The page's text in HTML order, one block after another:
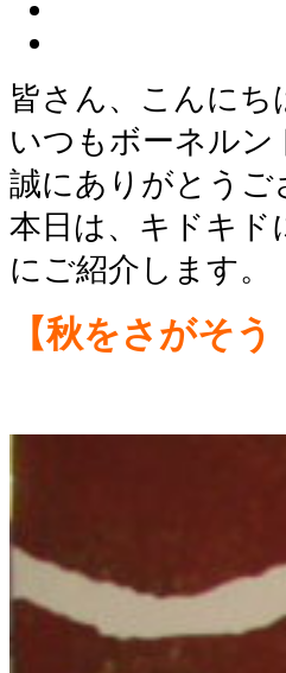
皆さん、こんにち
いつもボーネル
誠にありがとうご
本日は、キドキド
にご紹介します。
【秋をさがそう